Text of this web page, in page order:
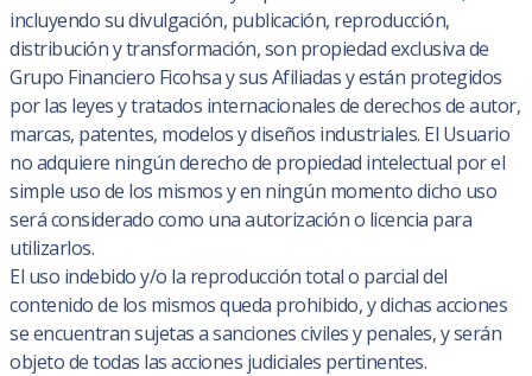
incluyendo su divulgación, publicación, reproducción,
distribución y transformación, son propiedad exclusiva de
Grupo Financiero Ficohsa y sus Afiliadas y están protegidos
por las leyes y tratados internacionales de derechos de autor,
marcas, patentes, modelos y diseños industriales. El Usuario
no adquiere ningún derecho de propiedad intelectual por el
simple uso de los mismos y en ningún momento dicho uso
será considerado como una autorización o licencia para
utilizarlos.
El uso indebido y/o la reproducción total o parcial del
contenido de los mismos queda prohibido, y dichas acciones
se encuentran sujetas a sanciones civiles y penales, y serán
objeto de todas las acciones judiciales pertinentes.